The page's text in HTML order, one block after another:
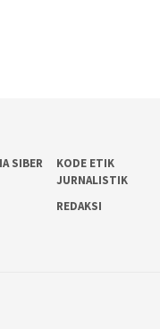
SIBER
KODE ETIK
JURNALISTIK
REDAKSI